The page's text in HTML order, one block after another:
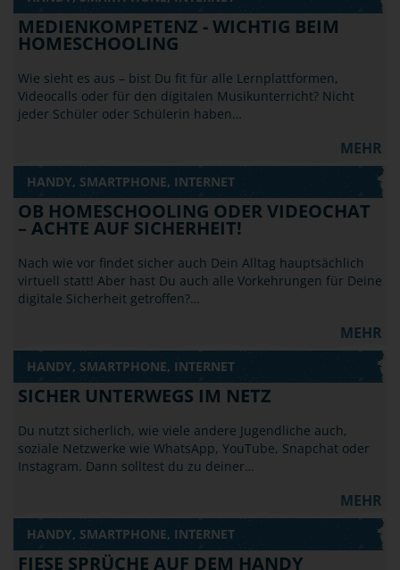
MEDIENKOMPETENZ - WICHTIG BEIM
HOMESCHOOLING
Wie sieht es aus – bist Du fit für alle Lernplattformen,
Videocalls oder für den digitalen Musikunterricht? Nicht
jeder Schüler oder Schülerin haben…
MEHR
HANDY, SMARTPHONE, INTERNET
OB HOMESCHOOLING ODER VIDEOCHAT
– ACHTE AUF SICHERHEIT!
Nach wie vor findet sicher auch Dein Alltag hauptsächlich
virtuell statt! Aber hast Du auch alle Vorkehrungen für Deine
digitale Sicherheit getroffen?…
MEHR
HANDY, SMARTPHONE, INTERNET
SICHER UNTERWEGS IM NETZ
Du nutzt sicherlich, wie viele andere Jugendliche auch,
soziale Netzwerke wie WhatsApp, YouTube, Snapchat oder
Instagram. Dann solltest du zu deiner…
MEHR
HANDY, SMARTPHONE, INTERNET
FIESE SPRÜCHE AUF DEM HANDY